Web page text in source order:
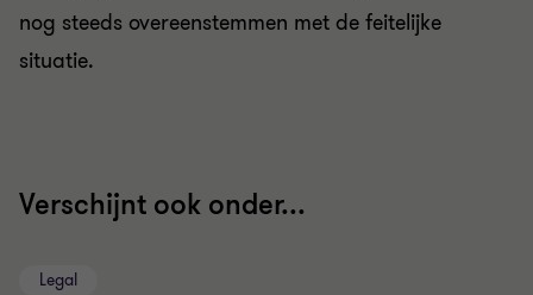
nog steeds overeenstemmen met de feitelijke
situatie.
Verschijnt ook onder...
Legal